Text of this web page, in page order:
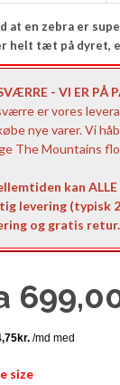
at en zebra er
helt tæt på dyret,
- VI ER PÅ
er vores
nye varer. Vi
The Mountains
kan
levering (typisk
og gratis
size